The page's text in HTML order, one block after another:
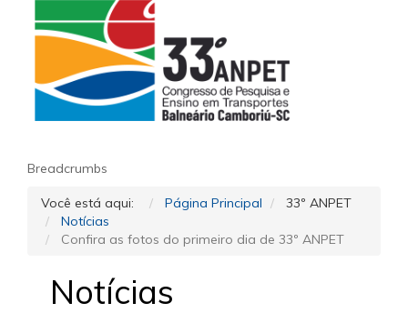
Breadcrumbs
Você está aqui: Página Principal
33º ANPET
Notícias
Confira as fotos do primeiro dia de 33º ANPET
Notícias